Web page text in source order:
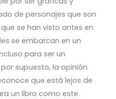
de personajes que son
se han visto antes en
se embarcan en un
para ser un
supuesto, la opinión
que está lejos de
un libro como este.